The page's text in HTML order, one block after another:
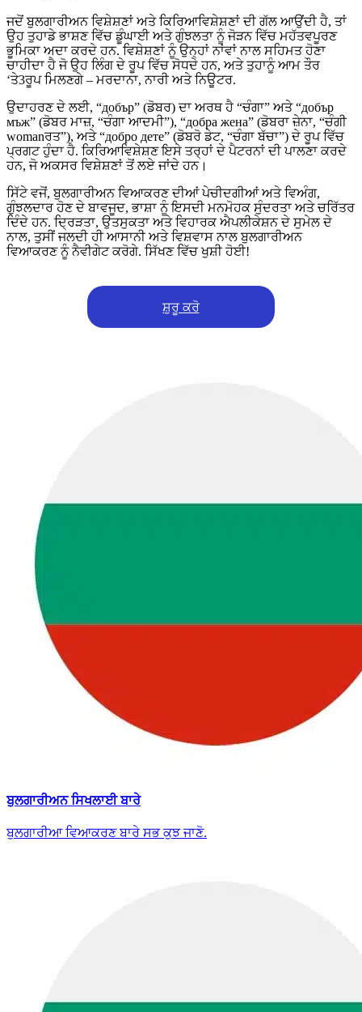
ਜਦੋਂ ਬੁਲਗਾਰੀਅਨ ਵਿਸ਼ੇਸ਼ਣਾਂ ਅਤੇ ਕਿਰਿਆਵਿਸ਼ੇਸ਼ਣਾਂ ਦੀ ਗੱਲ ਆਉਂਦੀ ਹੈ, ਤਾਂ
ਉਹ ਤੁਹਾਡੇ ਭਾਸ਼ਣ ਵਿੱਚ ਡੂੰਘਾਈ ਅਤੇ ਗੁੰਝਲਤਾ ਨੂੰ ਜੋੜਨ ਵਿੱਚ ਮਹੱਤਵਪੂਰਣ
ਭੂਮਿਕਾ ਅਦਾ ਕਰਦੇ ਹਨ. ਵਿਸ਼ੇਸ਼ਣਾਂ ਨੂੰ ਉਨ੍ਹਾਂ ਨਾਂਵਾਂ ਨਾਲ ਸਹਿਮਤ ਹੋਣਾ
ਚਾਹੀਦਾ ਹੈ ਜੋ ਉਹ ਲਿੰਗ ਦੇ ਰੂਪ ਵਿੱਚ ਸੋਧਦੇ ਹਨ, ਅਤੇ ਤੁਹਾਨੂੰ ਆਮ ਤੌਰ
‘ਤੇ3ਰੂਪ ਮਿਲਣਗੇ – ਮਰਦਾਨਾ, ਨਾਰੀ ਅਤੇ ਨਿਊਟਰ.
ਉਦਾਹਰਣ ਦੇ ਲਈ, “добър” (ਡੋਬਰ) ਦਾ ਅਰਥ ਹੈ “ਚੰਗਾ” ਅਤੇ “добър
мъж” (ਡੋਬਰ ਮਾਜ਼, “ਚੰਗਾ ਆਦਮੀ”), “добра жена” (ਡੋਬਰਾ ਜ਼ੇਨਾ, “ਚੰਗੀ
womanਰਤ”), ਅਤੇ “добро дете” (ਡੋਬਰੋ ਡੇਟ, “ਚੰਗਾ ਬੱਚਾ”) ਦੇ ਰੂਪ ਵਿੱਚ
ਪ੍ਰਗਟ ਹੁੰਦਾ ਹੈ. ਕਿਰਿਆਵਿਸ਼ੇਸ਼ਣ ਇਸੇ ਤਰ੍ਹਾਂ ਦੇ ਪੈਟਰਨਾਂ ਦੀ ਪਾਲਣਾ ਕਰਦੇ
ਹਨ, ਜੋ ਅਕਸਰ ਵਿਸ਼ੇਸ਼ਣਾਂ ਤੋਂ ਲਏ ਜਾਂਦੇ ਹਨ।
ਸਿੱਟੇ ਵਜੋਂ, ਬੁਲਗਾਰੀਅਨ ਵਿਆਕਰਣ ਦੀਆਂ ਪੇਚੀਦਗੀਆਂ ਅਤੇ ਵਿਅੰਗ,
ਗੁੰਝਲਦਾਰ ਹੋਣ ਦੇ ਬਾਵਜੂਦ, ਭਾਸ਼ਾ ਨੂੰ ਇਸਦੀ ਮਨਮੋਹਕ ਸੁੰਦਰਤਾ ਅਤੇ ਚਰਿੱਤਰ
ਦਿੰਦੇ ਹਨ. ਦ੍ਰਿੜਤਾ, ਉਤਸੁਕਤਾ ਅਤੇ ਵਿਹਾਰਕ ਐਪਲੀਕੇਸ਼ਨ ਦੇ ਸੁਮੇਲ ਦੇ
ਨਾਲ, ਤੁਸੀਂ ਜਲਦੀ ਹੀ ਆਸਾਨੀ ਅਤੇ ਵਿਸ਼ਵਾਸ ਨਾਲ ਬੁਲਗਾਰੀਅਨ
ਵਿਆਕਰਣ ਨੂੰ ਨੈਵੀਗੇਟ ਕਰੋਗੇ. ਸਿੱਖਣ ਵਿੱਚ ਖੁਸ਼ੀ ਹੋਈ!
ਸ਼ੁਰੂ ਕਰੋ
ਬੁਲਗਾਰੀਅਨ ਸਿਖਲਾਈ ਬਾਰੇ
ਬੁਲਗਾਰੀਆ ਵਿਆਕਰਣ ਬਾਰੇ ਸਭ ਕੁਝ ਜਾਣੋ.